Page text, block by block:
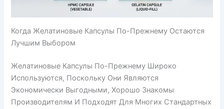
Когда Желатиновые Капсулы По-Прежнему Остаются
Лучшим Выбором
Желатиновые Капсулы По-Прежнему Широко
Используются, Поскольку Они Являются
Экономически Выгодными, Хорошо Знакомы
Производителям И Подходят Для Многих Стандартных